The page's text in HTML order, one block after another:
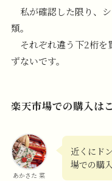
私が確認した限り、
類。
それぞれ違う下2桁を
ずないです。
楽天市場での購入は
あかさた 菜
近くにド
場での購